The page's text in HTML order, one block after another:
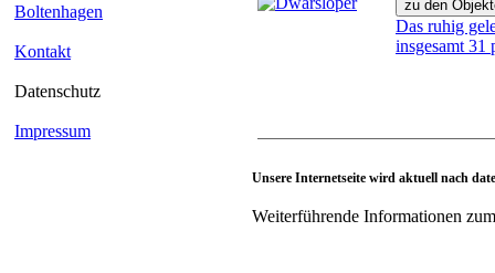
Das ruhig
insgesamt 31
Unsere Internetseite wird aktuell nach
Weiterführende Informationen
Boltenhagen
Kontakt
Datenschutz
Impressum